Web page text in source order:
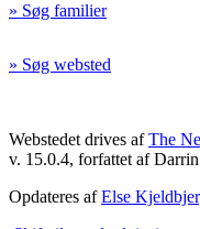
» Søg familier
» Søg websted
Webstedet drives afThe
v. 15.0.4, forfattet af
Opdateres afElse